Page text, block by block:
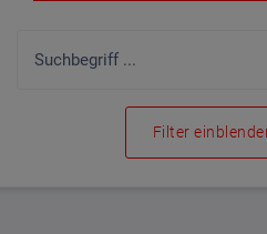
Filter